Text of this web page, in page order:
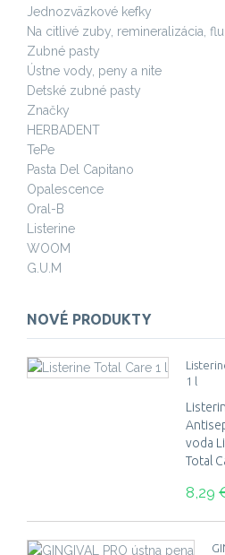
Jednozväzkové kefky
Na citlivé zuby, remineralizácia,
Zubné pasty
Ústne vody, peny a nite
Detské zubné pasty
Značky
HERBADENT
TePe
Pasta Del Capitano
Opalescence
Oral-B
Listerine
WOOM
G.U.M
NOVÉ PRODUKTY
1 l
voda
Total
8,29